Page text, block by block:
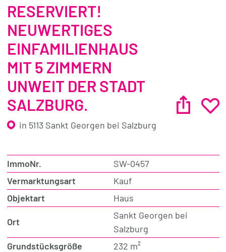
RESERVIERT!
NEUWERTIGES
EINFAMILIENHAUS
MIT 5 ZIMMERN
UNWEIT DER STADT
SALZBURG.
in 5113 Sankt Georgen bei Salzburg
ImmoNr.
SW-0457
Vermarktungsart
Kauf
Objektart
Haus
Ort
Sankt Georgen bei
Salzburg
Grundstücksgröße
232 m²